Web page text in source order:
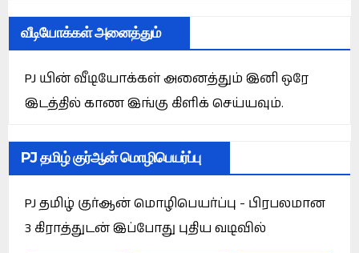
வீடியோக்கள் அனைத்தும்
PJ யின் வீடியோக்கள் அனைத்தும் இனி ஒரே
இடத்தில் காண இங்கு கிளிக் செய்யவும்.
PJ தமிழ் குர்ஆன் மொழிபெயர்ப்பு
PJ தமிழ் குர்ஆன் மொழிபெயர்ப்பு - பிரபலமான
3 கிராத்துடன் இப்போது புதிய வடிவில்